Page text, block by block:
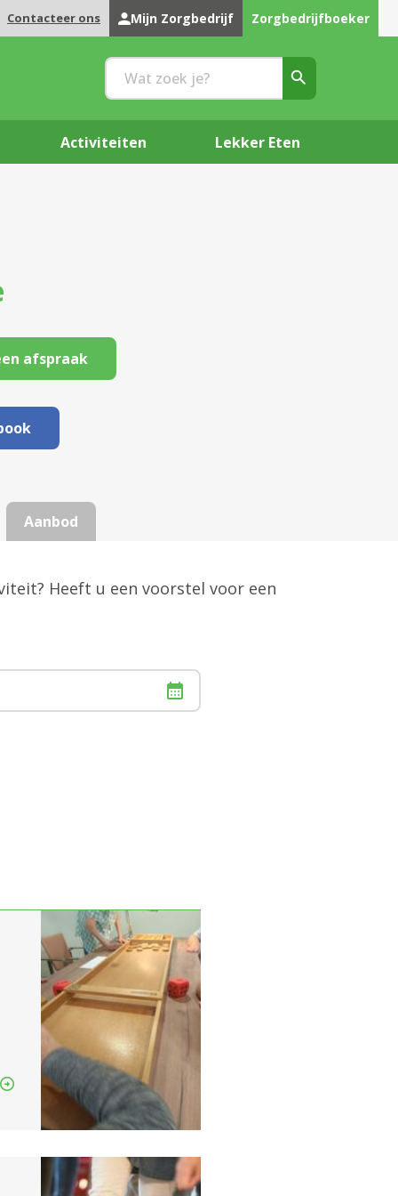
Contacteer ons Mijn Zorgbedrijf Zorgbedrijfboeker
Activiteiten Lekker Eten
afspraak
Heeft u een voorstel voor een
Aanbod